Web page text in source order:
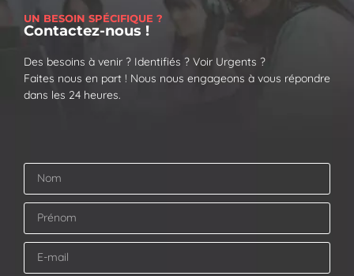
UN BESOIN SPÉCIFIQUE ?
Contactez-nous !
Des besoins à venir ? Identifiés ? Voir Urgents ?
Faites nous en part ! Nous nous engageons à vous répondre
dans les 24 heures.